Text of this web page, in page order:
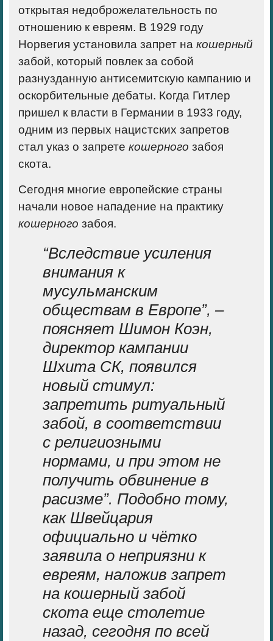
открытая недоброжелательность по
отношению к евреям. В 1929 году
Норвегия установила запрет на кошерный
забой, который повлек за собой
разнузданную антисемитскую кампанию и
оскорбительные дебаты. Когда Гитлер
пришел к власти в Германии в 1933 году,
одним из первых нацистских запретов
стал указ о запрете кошерного забоя
скота.
Сегодня многие европейские страны
начали новое нападение на практику
кошерного забоя.
“Вследствие усиления
внимания к
мусульманским
обществам в Европе”, –
поясняет Шимон Коэн,
директор кампании
Шхита СК, появился
новый стимул:
запретить ритуальный
забой, в соответствии
с религиозными
нормами, и при этом не
получить обвинение в
расизме”. Подобно тому,
как Швейцария
официально и чётко
заявила о неприязни к
евреям, наложив запрет
на кошерный забой
скота еще столетие
назад, сегодня по всей